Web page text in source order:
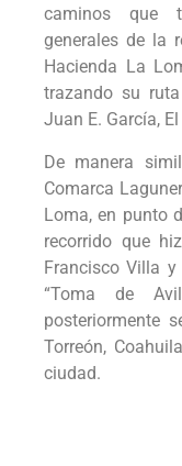
caminos que
generales de la
Hacienda La
trazando su
Juan E. García,
De manera
Comarca
Loma, en punto
recorrido que
Francisco Villa
“Toma de
posteriormente
Torreón,
ciudad.